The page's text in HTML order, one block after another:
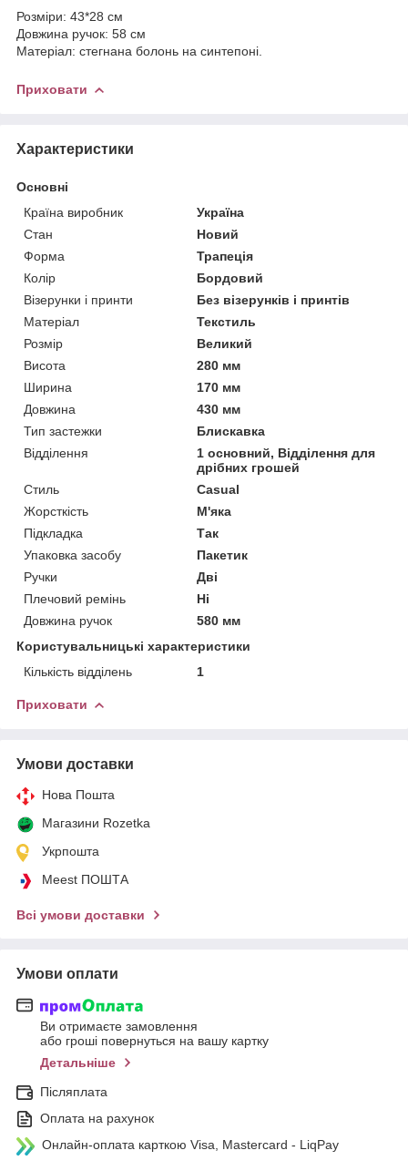
Розміри: 43*28 см
Довжина ручок: 58 см
Матеріал: стегнана болонь на синтепоні.
Приховати
Характеристики
Основні
Країна виробник
Україна
Стан
Новий
Форма
Трапеція
Колір
Бордовий
Візерунки і принти
Без візерунків і принтів
Матеріал
Текстиль
Розмір
Великий
Висота
280 мм
Ширина
170 мм
Довжина
430 мм
Тип застежки
Блискавка
Відділення
1 основний, Відділення для
дрібних грошей
Стиль
Casual
Жорсткість
М'яка
Підкладка
Так
Упаковка засобу
Пакетик
Ручки
Дві
Плечовий ремінь
Ні
Довжина ручок
580 мм
Користувальницькі характеристики
Кількість відділень
1
Приховати
Умови доставки
Нова Пошта
Магазини Rozetka
Укрпошта
Meest ПОШТА
Всі умови доставки
Умови оплати
Ви отримаєте замовлення
або гроші повернуться на вашу картку
Детальніше
Післяплата
Оплата на рахунок
Онлайн-оплата карткою Visa, Mastercard - LiqPay